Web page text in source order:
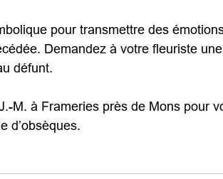
pour transmettre des
Demandez à votre fleuriste
défunt.
M. à Frameries près de Mons pour
d’obsèques.